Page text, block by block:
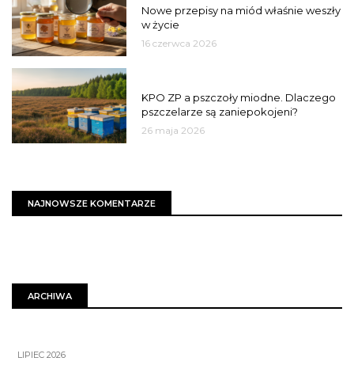
Nowe przepisy na miód właśnie weszły
w życie
16 czerwca 2026
KPO ZP a pszczoły miodne. Dlaczego
pszczelarze są zaniepokojeni?
26 maja 2026
NAJNOWSZE KOMENTARZE
ARCHIWA
LIPIEC 2026